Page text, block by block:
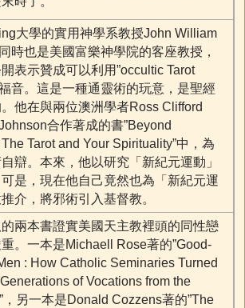
大學的實用神學系教授John William
時也是美國富樂神學院的客座教授，
表示贊成可以利用”occultic Tarot
音。這是一種通靈術的玩意，是聖經
他在與兩位澳洲學者Ross Clifford
合作著成的書”Beyond
Tarot and Your Spirituality”中，為
辯。本來，他以研究「新紀元運動」
是，現在他自己竟然也為「新紀元運
介，將邪術引入基督教。
兩本書證實美國天主教裡頭的同性戀
。一本是Michaell Rose著的”Good-
: How Catholic Seminaries Turned
of Vocations from the
，另一本是Donald Cozzens著的”The